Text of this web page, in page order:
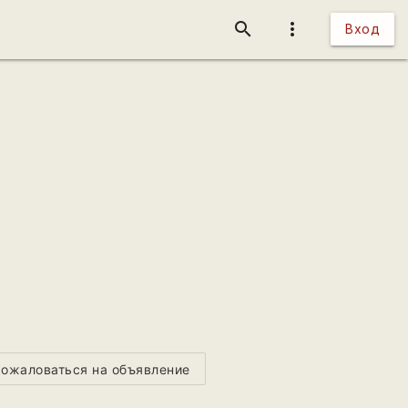
more_vert Вход
search
на объявление